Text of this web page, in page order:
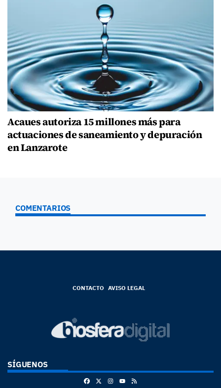
Acaues autoriza 15 millones más para
actuaciones de saneamiento y depuración
en Lanzarote
COMENTARIOS
CONTACTO AVISO LEGAL
SÍGUENOS
FacebookInstagram